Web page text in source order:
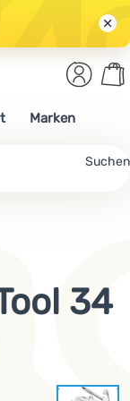
Suchen
Anmelden
Marken
34